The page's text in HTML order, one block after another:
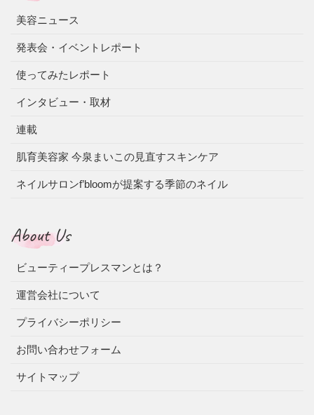
美容ニュース
発表会・イベントレポート
使ってみたレポート
インタビュー・取材
連載
肌育美容家 今泉まいこの見直すスキンケア
ネイルサロンf’bloomが提案する季節のネイル
About Us
ビューティープレスマンとは？
運営会社について
プライバシーポリシー
お問い合わせフォーム
サイトマップ